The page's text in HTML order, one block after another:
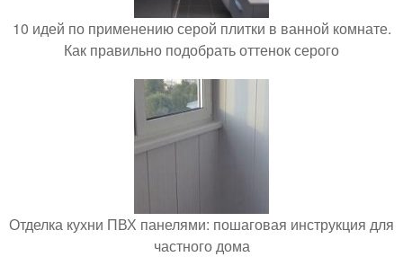
10 идей по применению серой плитки в ванной комнате.
Как правильно подобрать оттенок серого
Отделка кухни ПВХ панелями: пошаговая инструкция для
частного дома